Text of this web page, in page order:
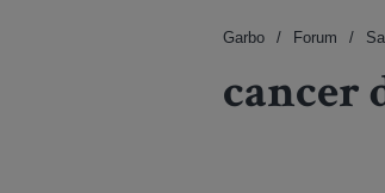
Garbo Forum
cancer